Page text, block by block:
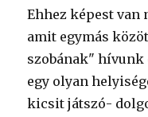
Ehhez képest van
amit egymás
szobának" hívunk
egy olyan
kicsit játszó-